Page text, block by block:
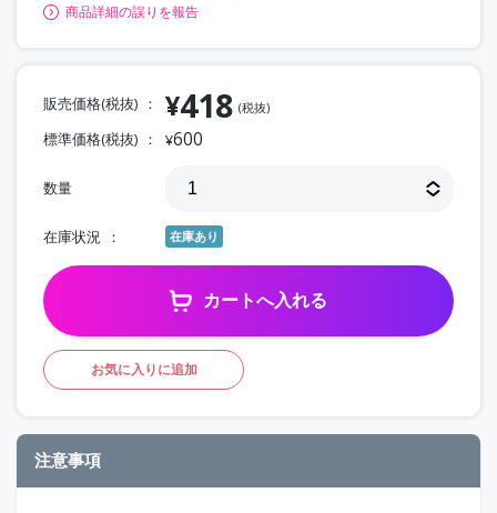
商品詳細の誤りを報告
販売価格(税抜) ¥418 (税抜)
標準価格(税抜) ¥600
数量
在庫状況 在庫あり
カートへ入れる
お気に入りに追加
注意事項